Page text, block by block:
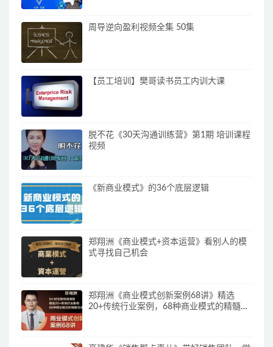
周导逆向盈利视频全集 50集
【员工培训】樊哥读书员工内训大课
脱不花《30天沟通训练营》第1期 培训课程
视频
《新商业模式》的36个底层逻辑
郑翔洲《商业模式+资本运营》看别人的模
式寻找自己机会
郑翔洲《商业模式创新案例68讲》精选
20+传统行业案例，68种商业模式的精髓与